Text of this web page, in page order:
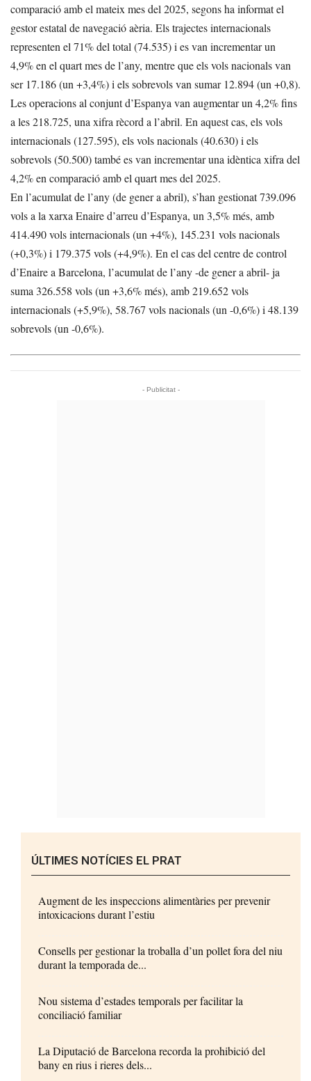
comparació amb el mateix mes del 2025, segons ha informat el
gestor estatal de navegació aèria. Els trajectes internacionals
representen el 71% del total (74.535) i es van incrementar un
4,9% en el quart mes de l’any, mentre que els vols nacionals van
ser 17.186 (un +3,4%) i els sobrevols van sumar 12.894 (un +0,8).
Les operacions al conjunt d’Espanya van augmentar un 4,2% fins
a les 218.725, una xifra rècord a l’abril. En aquest cas, els vols
internacionals (127.595), els vols nacionals (40.630) i els
sobrevols (50.500) també es van incrementar una idèntica xifra del
4,2% en comparació amb el quart mes del 2025.
En l’acumulat de l’any (de gener a abril), s’han gestionat 739.096
vols a la xarxa Enaire d’arreu d’Espanya, un 3,5% més, amb
414.490 vols internacionals (un +4%), 145.231 vols nacionals
(+0,3%) i 179.375 vols (+4,9%). En el cas del centre de control
d’Enaire a Barcelona, l’acumulat de l’any -de gener a abril- ja
suma 326.558 vols (un +3,6% més), amb 219.652 vols
internacionals (+5,9%), 58.767 vols nacionals (un -0,6%) i 48.139
sobrevols (un -0,6%).
- Publicitat -
ÚLTIMES NOTÍCIES EL PRAT
Augment de les inspeccions alimentàries per prevenir
intoxicacions durant l’estiu
Consells per gestionar la troballa d’un pollet fora del niu
durant la temporada de...
Nou sistema d’estades temporals per facilitar la
conciliació familiar
La Diputació de Barcelona recorda la prohibició del
bany en rius i rieres dels...